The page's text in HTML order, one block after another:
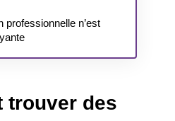
professionnelle n’est
trouver des